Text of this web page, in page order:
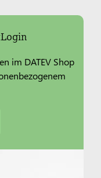
im DATEV Shop